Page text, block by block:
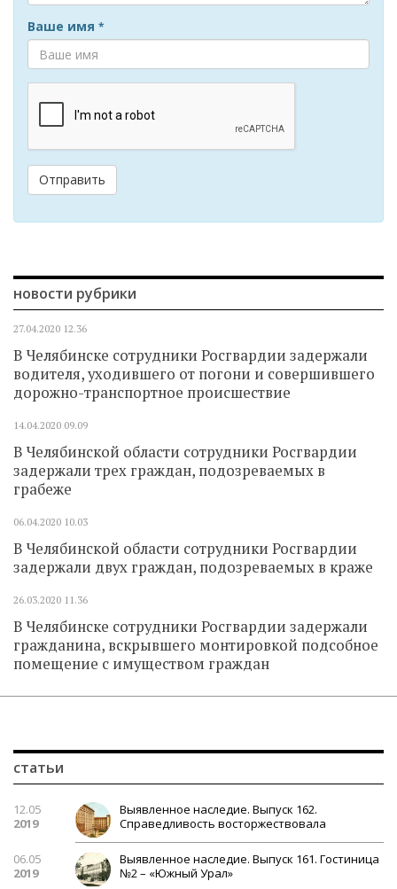
Ваше имя *
Отправить
новости рубрики
27.04.2020 12.36
В Челябинске сотрудники Росгвардии задержали
водителя, уходившего от погони и совершившего
дорожно-транспортное происшествие
14.04.2020 09.09
В Челябинской области сотрудники Росгвардии
задержали трех граждан, подозреваемых в
грабеже
06.04.2020 10.03
В Челябинской области сотрудники Росгвардии
задержали двух граждан, подозреваемых в краже
26.03.2020 11.36
В Челябинске сотрудники Росгвардии задержали
гражданина, вскрывшего монтировкой подсобное
помещение с имуществом граждан
статьи
12.05
2019
Выявленное наследие. Выпуск 162.
Справедливость восторжествовала
06.05
2019
Выявленное наследие. Выпуск 161. Гостиница
№2 – «Южный Урал»